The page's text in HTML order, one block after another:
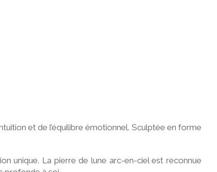
et de l’équilibre émotionnel. Sculptée en forme
unique. La pierre de lune arc-en-ciel est reconnue